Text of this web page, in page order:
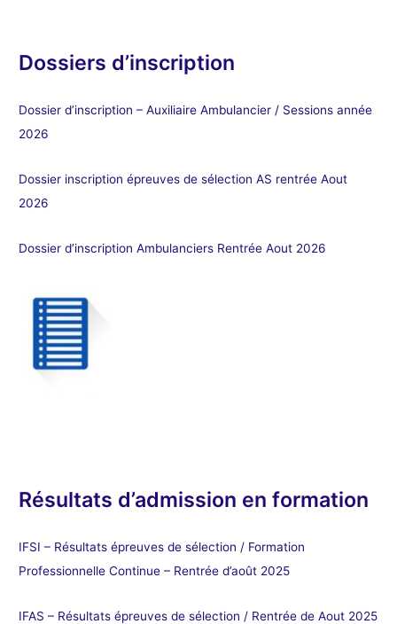
Dossiers d’inscription
Dossier d’inscription – Auxiliaire Ambulancier / Sessions année
2026
Dossier inscription épreuves de sélection AS rentrée Aout
2026
Dossier d’inscription Ambulanciers Rentrée Aout 2026
Résultats d’admission en formation
IFSI – Résultats épreuves de sélection / Formation
Professionnelle Continue – Rentrée d’août 2025
IFAS – Résultats épreuves de sélection / Rentrée de Aout 2025